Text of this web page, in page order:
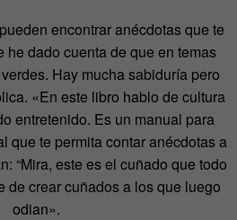
encontrar anécdotas que te
he dado cuenta de que en temas
Hay mucha sabiduría pero
«En este libro hablo de cultura
entretenido. Es un manual para
que te permita contar anécdotas a
“Mira, este es el cuñado que todo
de crear cuñados a los que luego
odian».